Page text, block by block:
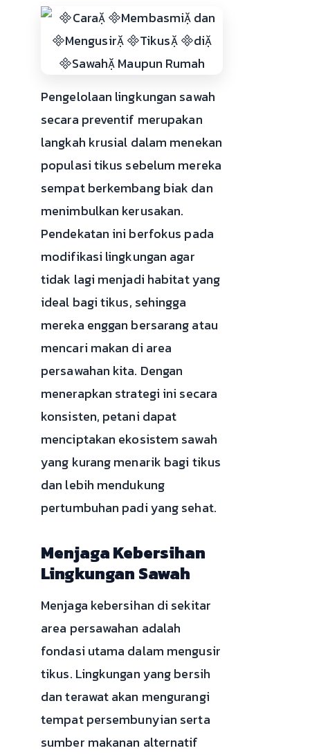
Pengelolaan lingkungan sawah
secara preventif merupakan
langkah krusial dalam menekan
populasi tikus sebelum mereka
sempat berkembang biak dan
menimbulkan kerusakan.
Pendekatan ini berfokus pada
modifikasi lingkungan agar
tidak lagi menjadi habitat yang
ideal bagi tikus, sehingga
mereka enggan bersarang atau
mencari makan di area
persawahan kita. Dengan
menerapkan strategi ini secara
konsisten, petani dapat
menciptakan ekosistem sawah
yang kurang menarik bagi tikus
dan lebih mendukung
pertumbuhan padi yang sehat.
Menjaga Kebersihan
Lingkungan Sawah
Menjaga kebersihan di sekitar
area persawahan adalah
fondasi utama dalam mengusir
tikus. Lingkungan yang bersih
dan terawat akan mengurangi
tempat persembunyian serta
sumber makanan alternatif